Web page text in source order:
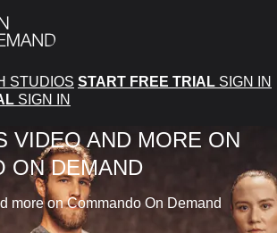
STUDIOS START FREE TRIAL SIGN IN
SIGN IN
VIDEO AND MORE ON
ON DEMAND
more on Commando On Demand